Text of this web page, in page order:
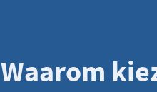
Waarom